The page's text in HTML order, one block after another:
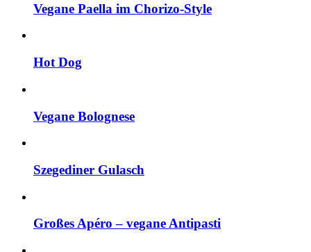
Vegane Paella im Chorizo-Style
Hot Dog
Vegane Bolognese
Szegediner Gulasch
Großes Apéro – vegane Antipasti